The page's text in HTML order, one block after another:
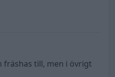
fräshas till, men i övrigt